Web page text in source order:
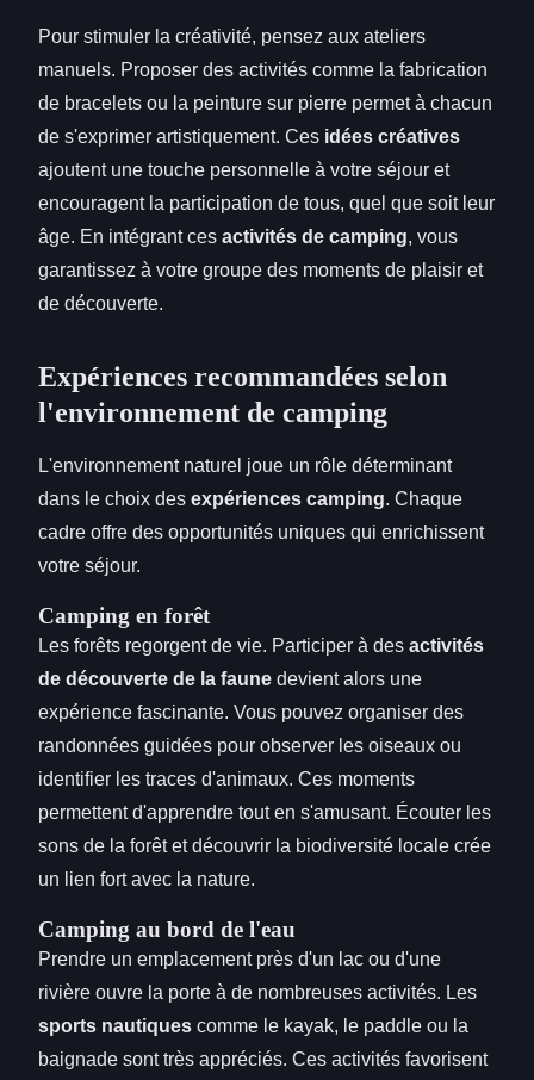
Pour stimuler la créativité, pensez aux ateliers
manuels. Proposer des activités comme la fabrication
de bracelets ou la peinture sur pierre permet à chacun
de s'exprimer artistiquement. Ces idées créatives
ajoutent une touche personnelle à votre séjour et
encouragent la participation de tous, quel que soit leur
âge. En intégrant ces activités de camping, vous
garantissez à votre groupe des moments de plaisir et
de découverte.
Expériences recommandées selon
l'environnement de camping
L'environnement naturel joue un rôle déterminant
dans le choix des expériences camping. Chaque
cadre offre des opportunités uniques qui enrichissent
votre séjour.
Camping en forêt
Les forêts regorgent de vie. Participer à des activités
de découverte de la faune devient alors une
expérience fascinante. Vous pouvez organiser des
randonnées guidées pour observer les oiseaux ou
identifier les traces d'animaux. Ces moments
permettent d'apprendre tout en s'amusant. Écouter les
sons de la forêt et découvrir la biodiversité locale crée
un lien fort avec la nature.
Camping au bord de l'eau
Prendre un emplacement près d'un lac ou d'une
rivière ouvre la porte à de nombreuses activités. Les
sports nautiques comme le kayak, le paddle ou la
baignade sont très appréciés. Ces activités favorisent